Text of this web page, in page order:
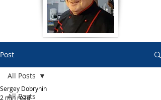
Post
All Posts
All Posts
Sergey Dobrynin
2 min read